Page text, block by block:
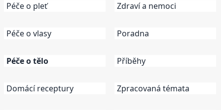
Péče o pleť
Péče o vlasy
Péče o tělo
Domácí receptury
Zdraví a nemoci
Poradna
Příběhy
Zpracovaná témata